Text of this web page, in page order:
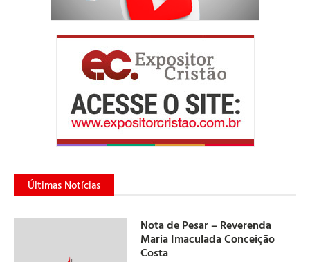
Últimas Notícias
Nota de Pesar – Reverenda
Maria Imaculada Conceição
Costa